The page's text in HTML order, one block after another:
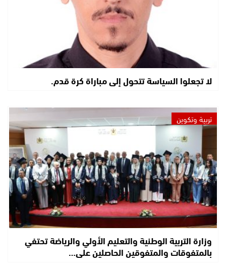
لا تجعلوا السياسة تتحول إلى مباراة كرة قدم.
تربية وتكوين
وزارة التربية الوطنية والتعليم الأولي والرياضة تحتفي
بالمتفوقات والمتفوقين الحاصلين على…